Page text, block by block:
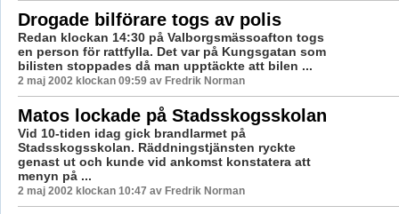
Drogade bilförare togs av polis
Redan klockan 14:30 på Valborgsmässoafton togs
en person för rattfylla. Det var på Kungsgatan som
bilisten stoppades då man upptäckte att bilen ...
2 maj 2002 klockan 09:59 av Fredrik Norman
Matos lockade på Stadsskogsskolan
Vid 10-tiden idag gick brandlarmet på
Stadsskogsskolan. Räddningstjänsten ryckte
genast ut och kunde vid ankomst konstatera att
menyn på ...
2 maj 2002 klockan 10:47 av Fredrik Norman